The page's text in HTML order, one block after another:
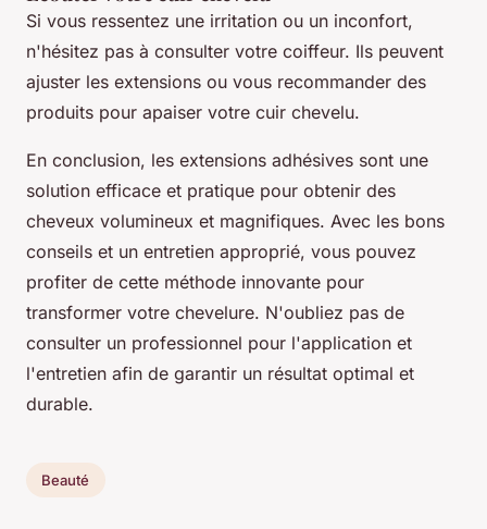
Si vous ressentez une irritation ou un inconfort,
n'hésitez pas à consulter votre coiffeur. Ils peuvent
ajuster les extensions ou vous recommander des
produits pour apaiser votre cuir chevelu.
En conclusion, les extensions adhésives sont une
solution efficace et pratique pour obtenir des
cheveux volumineux et magnifiques. Avec les bons
conseils et un entretien approprié, vous pouvez
profiter de cette méthode innovante pour
transformer votre chevelure. N'oubliez pas de
consulter un professionnel pour l'application et
l'entretien afin de garantir un résultat optimal et
durable.
Beauté